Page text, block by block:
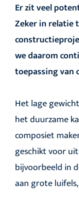
Er zit veel
Zeker in relatie
we daarom
toepassing van
Het lage
het duurzame
composiet
geschikt voor
bijvoorbeeld in
aan grote